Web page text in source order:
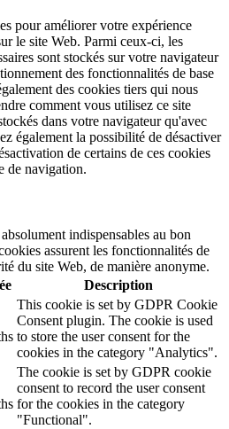
pour améliorer votre expérience
le site Web. Parmi ceux-ci, les
sont stockés sur votre navigateur
des fonctionnalités de base
des cookies tiers qui nous
comment vous utilisez ce site
dans votre navigateur qu'avec
également la possibilité de désactiver
de certains de ces cookies
de navigation.
indispensables au bon
assurent les fonctionnalités de
du site Web, de manière anonyme.
Description
This cookie is set by GDPR Cookie
Consent plugin. The cookie is used
to store the user consent for the
cookies in the category "Analytics".
The cookie is set by GDPR cookie
consent to record the user consent
for the cookies in the category
"Functional".